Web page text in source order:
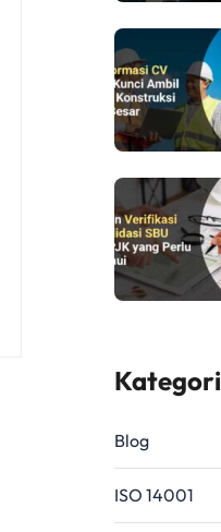
Kategori
Blog
ISO 14001